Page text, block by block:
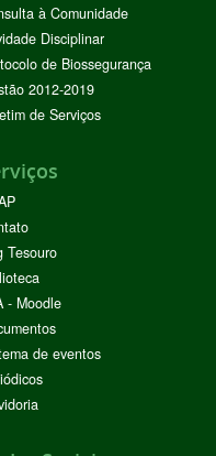
à Comunidade
Disciplinar
de Biossegurança
2012-2019
de Serviços
Tesouro
- Moodle
de eventos